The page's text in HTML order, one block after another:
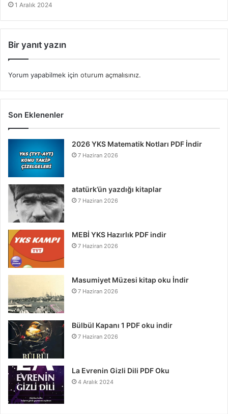
1 Aralık 2024
Bir yanıt yazın
Yorum yapabilmek için oturum açmalısınız.
Son Eklenenler
2026 YKS Matematik Notları PDF İndir
7 Haziran 2026
atatürk’ün yazdığı kitaplar
7 Haziran 2026
MEBİ YKS Hazırlık PDF indir
7 Haziran 2026
Masumiyet Müzesi kitap oku İndir
7 Haziran 2026
Bülbül Kapanı 1 PDF oku indir
7 Haziran 2026
La Evrenin Gizli Dili PDF Oku
4 Aralık 2024